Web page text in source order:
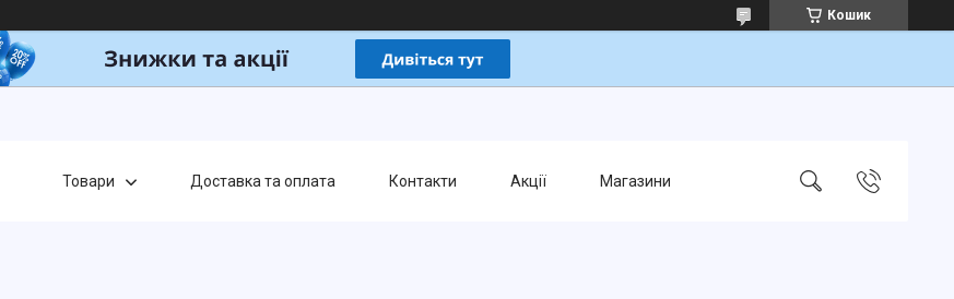
Кошик
Товари Доставка та оплата Контакти Акції Магазини